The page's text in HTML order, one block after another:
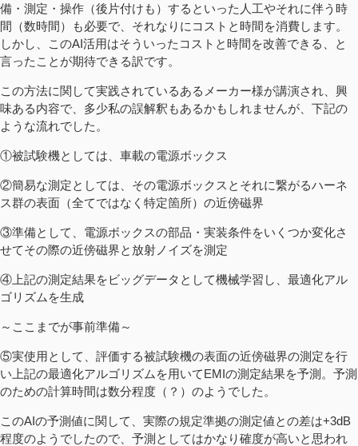
備・測定・操作（後片付けも）するといった人工やそれに伴う時
間（数時間）も必要で、それなりにコストと時間を消費します。
しかし、このAI活用はそういったコストと時間を改善できる、と
言ったことが期待できる訳です。
この方法に関して実践されているあるメーカー様が講演され、興
味ある内容で、多少私の誤解釈もあるかもしれませんが、下記の
ような流れでした。
①被試験機としては、車載の電源ボックス
②簡易な測定としては、その電源ボックスとそれに繋がるハーネ
ス群の表面（全てではなく特定箇所）の近傍磁界
③準備として、電源ボックスの部品・実装条件をいくつか変化さ
せてその際の近傍磁界と放射ノイズを測定
④上記の測定結果をビッグデータとして機械学習し、最適化アル
ゴリズムを生成
～ここまでが事前準備～
⑤実使用として、評価する被試験機の表面の近傍磁界の測定を行
い上記の最適化アルゴリズムを用いてEMIの測定結果を予測。予測
のための計算時間は数分程度（？）のようでした。
このAIの予測値に関して、実際の規定準拠の測定値との差は+3dB
程度のようでしたので、予測としてはかなり確度が高いと思われ